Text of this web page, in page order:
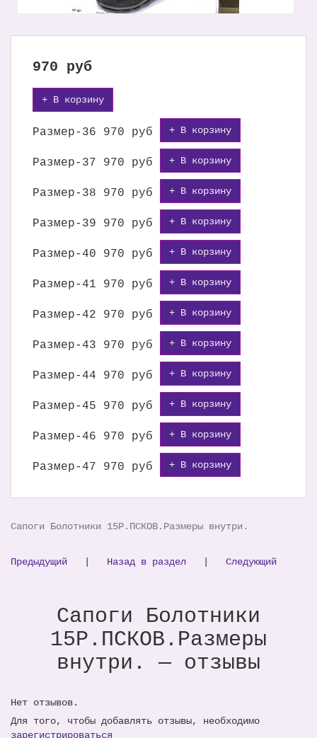
970 руб
+ В корзину
Размер-36 970 руб + В корзину
Размер-37 970 руб + В корзину
Размер-38 970 руб + В корзину
Размер-39 970 руб + В корзину
Размер-40 970 руб + В корзину
Размер-41 970 руб + В корзину
Размер-42 970 руб + В корзину
Размер-43 970 руб + В корзину
Размер-44 970 руб + В корзину
Размер-45 970 руб + В корзину
Размер-46 970 руб + В корзину
Размер-47 970 руб + В корзину
Сапоги Болотники 15Р.ПСКОВ.Размеры внутри.
Предыдущий | Назад в раздел | Следующий
Сапоги Болотники
15Р.ПСКОВ.Размеры
внутри. — отзывы
Нет отзывов.
Для того, чтобы добавлять отзывы, необходимо
зарегистрироваться